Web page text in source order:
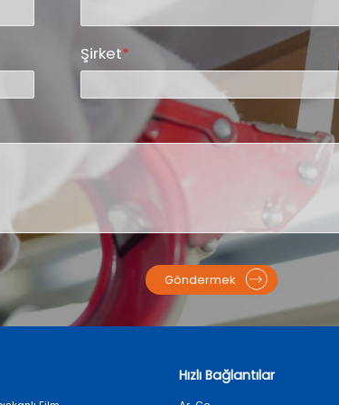
Şirket*
Göndermek
Hızlı Bağlantılar